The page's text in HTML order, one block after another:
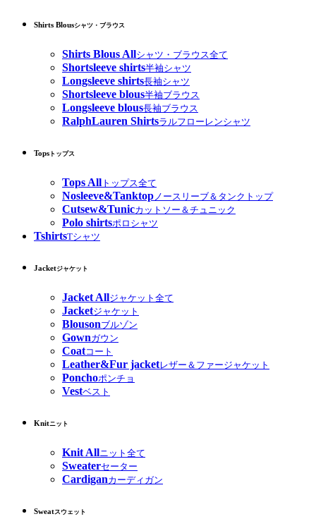
Shirts Blousシャツ・ブラウス
Shirts Blous Allシャツ・ブラウス全て
Shortsleeve shirts半袖シャツ
Longsleeve shirts長袖シャツ
Shortsleeve blous半袖ブラウス
Longsleeve blous長袖ブラウス
RalphLauren Shirtsラルフローレンシャツ
Tops トップス
Tops All トップス全て
Nosleeve&Tanktop ノースリーブ＆タンクトップ
Cutsew&Tunicカットソー＆チュニック
Polo shirtsポロシャツ
TshirtsTシャツ
Jacketジャケット
Jacket Allジャケット全て
Jacketジャケット
Blousonブルゾン
Gownガウン
Coatコート
Leather&Fur jacketレザー＆ファージャケット
Ponchoポンチョ
Vestベスト
Knitニット
Knit Allニット全て
Sweaterセーター
Cardiganカーディガン
Sweatスウェット